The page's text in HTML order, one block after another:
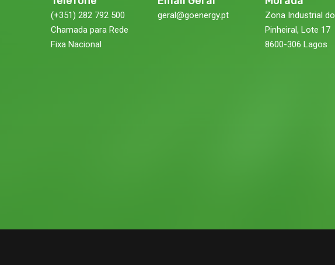
(+351) 282 792 500
Chamada para Rede
Fixa Nacional
geral@goenergy.pt
Zona Industrial do
Pinheiral, Lote 17
8600-306 Lagos